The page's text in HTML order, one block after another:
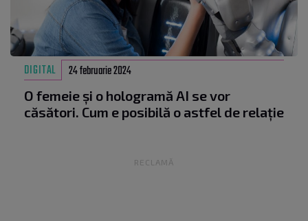
DIGITAL 24 februarie 2024
O femeie și o hologramă AI se vor
căsători. Cum e posibilă o astfel de relație
RECLAMĂ